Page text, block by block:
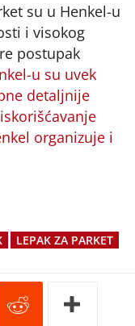
su u Henkel-u
i visokog
postupak
u su uvek
detaljnije
organizuje i
LEPAK ZA PARKET